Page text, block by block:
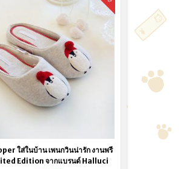
ใส่ในบ้าน เพนกวินน่ารัก งานพรี
Edition จากแบรนด์ Halluci